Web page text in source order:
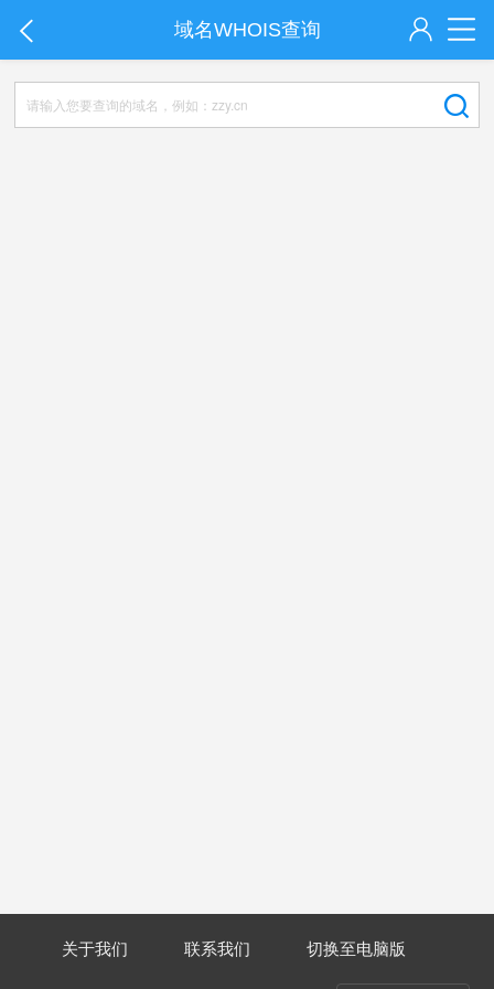
域名WHOIS查询
关于我们 联系我们 切换至电脑版